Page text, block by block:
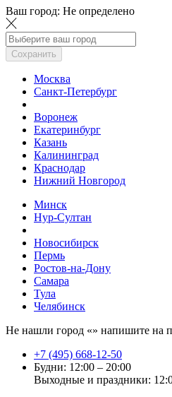
Ваш город: Не определено
Сохранить
Москва
Санкт-Петербург
Воронеж
Екатеринбург
Казань
Калининград
Краснодар
Нижний Новгород
Минск
Нур-Султан
Новосибирск
Пермь
Ростов-на-Дону
Самара
Тула
Челябинск
Не нашли город «» напишите на
+7 (495) 668-12-50
Будни: 12:00 – 20:00
Выходные и праздники: